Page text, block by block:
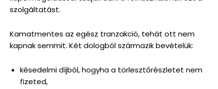
szolgáltatást.
Kamatmentes az egész tranzakció, tehát ott nem
kapnak semmit. Két dologból származik bevételük:
késedelmi díjból, hogyha a törlesztőrészletet nem
fizeted,